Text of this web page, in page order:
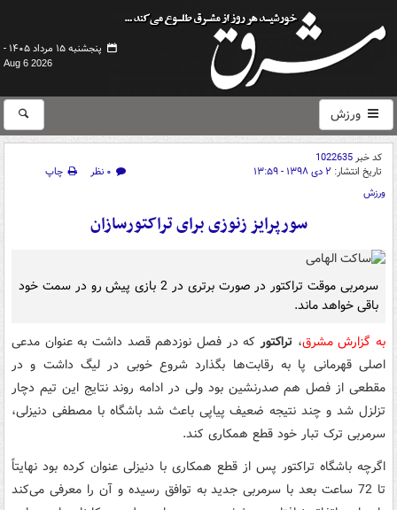
پنجشنبه ۱۵ مرداد ۱۴۰۵ -
Aug 6 2026
ورزش
کد خبر1022635
تاریخ انتشار: ۲ دی ۱۳۹۸ - ۱۳:۵۹ ۰ نظر
چاپ
ورزش
سورپرایز زنوزی برای تراکتورسازان
سرمربی موقت تراکتور در صورت برتری در 2 بازی پیش رو در سمت خود
باقی خواهد ماند.
به گزارش مشرق، تراکتور که در فصل نوزدهم قصد داشت به عنوان مدعی
اصلی قهرمانی پا به رقابت‌ها بگذارد شروع خوبی در لیگ داشت و در
مقطعی از فصل هم صدرنشین بود ولی در ادامه روند نتایج این تیم دچار
تزلزل شد و چند نتیجه ضعیف پیاپی باعث شد باشگاه با مصطفی دنیزلی،
سرمربی ترک تبار خود قطع همکاری کند.
اگرچه باشگاه تراکتور پس از قطع همکاری با دنیزلی عنوان کرده بود نهایتاً
تا 72 ساعت بعد با سرمربی جدید به توافق رسیده و آن را معرفی می‌کند